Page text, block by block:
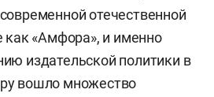
отечественной
как «Амфора», и именно
издательской политики в
вошло множество